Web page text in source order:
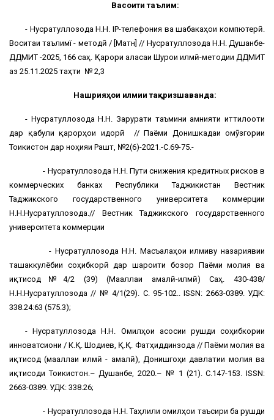
Васоити таълимӣ:
- Нусратуллозода Н.Н. IP-телефония ва шабакаҳои компютерӣ.
Воситаи таълимї - методӣ / [Матн] // Нусратуллозода Н.Н. Душанбе-
ДДМИТ -2025, 166 саҳ. Қарори ҷаласаи Шурои илмӣ-методии ДДМИТ
аз 25.11.2025 таҳти № 2,3
Нашрияҳои илмии тақризшаванда:
- Нусратуллозода Н.Н. Зарурати таъмини амнияти иттилооти
дар қабули қарорҳои идорӣ // Паёми Донишкадаи омӯзгории
Тоҷикистон дар ноҳияи Рашт, №2(6)-2021.-С.69-75.-
- Нусратуллозода Н.Н. Пути снижения кредитных рисков в
коммерческих банках Республики Таджикистан Вестник
Таджикского государственного университета коммерции
Н.Н.Нусратуллозода.// Вестник Таджикского государственного
университета коммерции
- Нусратуллозода Н.Н. Масъалаҳои илмиву назариявии
ташаккулёбии соҳибкорӣ дар шароити бозор Паёми молия ва
иқтисод№4/2 (39) (Маҷаллаи амалӣ-илмӣ) Саҳ. 430-438/
Н.Н.Нусратуллозода // № 4/1(29). С. 95-102.. ISSN: 2663-0389. УДК:
338.24:63 (575.3);
- Нусратуллозода Н.Н. Омилҳои асосии рушди соҳибкории
инноватсиони / К.Қ. Шодиев, Қ.Қ. Фатҳиддинзода // Паёми молия ва
иқтисод (маҷаллаи илмӣ - амалӣ), Донишгоҳи давлатии молия ва
иқтисоди Тоҷикистон.– Душанбе, 2020.– № 1 (21). С.147-153. ISSN:
2663-0389. УДК: 338.26;
- Нусратуллозода Н.Н. Таҳлили омилҳои таъсири ба рушди